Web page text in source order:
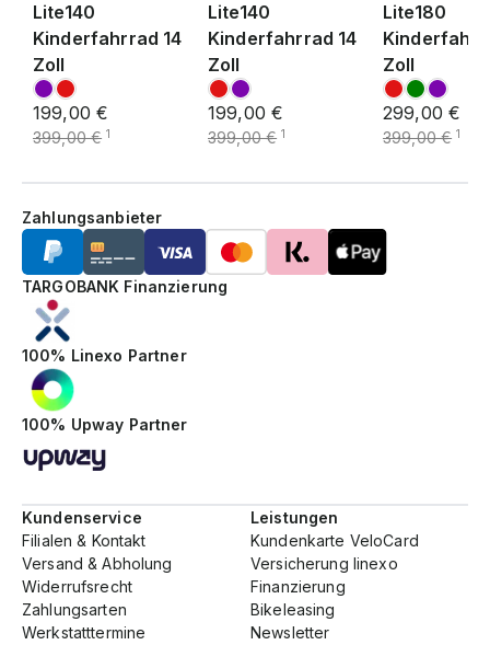
Lite140
Kinderfahrrad 14
Zoll
199,00 €
399,00 € 1
Lite140
Kinderfahrrad 14
Zoll
199,00 €
399,00 € 1
Lite180
Zoll
299,00 €
399,00 € 1
100% Upway Partner
100% Linexo Partner
TARGOBANK Finanzierung
Zahlungsanbieter
Kundenservice
Filialen & Kontakt
Versand & Abholung
Widerrufsrecht
Zahlungsarten
Werkstatttermine
Leistungen
Kundenkarte VeloCard
Versicherung linexo
Finanzierung
Bikeleasing
Newsletter